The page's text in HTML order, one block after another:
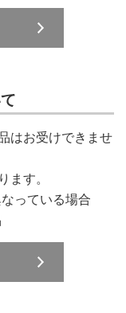
はお受けできませ
す。
っている場合